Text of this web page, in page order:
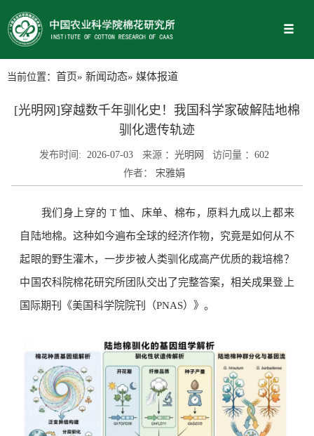
当前位置： 首页» 新闻动态» 媒体报道
[光明网]穿越数千年驯化史！我国科学家破解陆地棉
驯化遗传轨迹
发布时间: 2026-07-03 来源 ： 光明网 访问量 ： 602
作者：
宋雅娟
我们身上穿的 T 恤、床单、棉布，原料九成以上都来
自陆地棉。这种如今遍布全球的经济作物，究竟是如何从不
起眼的野生灌木，一步步被人类驯化成高产优质的栽培棉？
中国农科院棉花研究所团队交出了完整答案，相关成果登上
国际期刊《美国科学院院刊（PNAS）》。